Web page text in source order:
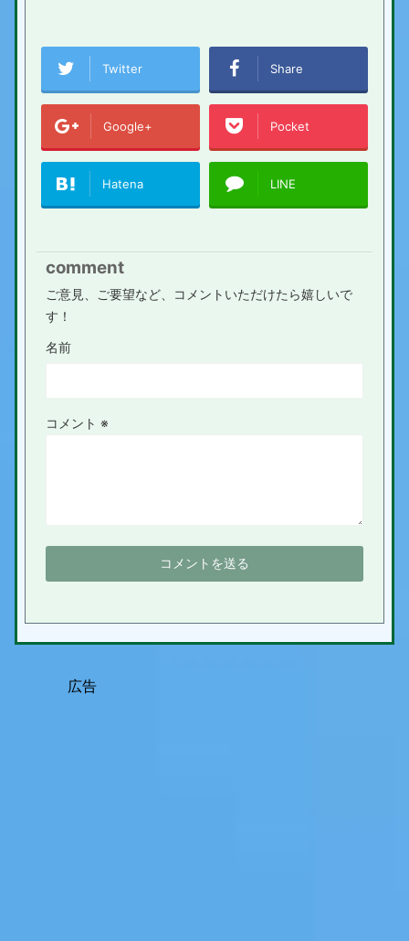
Twitter Share
Google+ Pocket
Hatena LINE
comment
ご意見、ご要望など、コメントいただけたら嬉しいで
す！
名前
コメント ※